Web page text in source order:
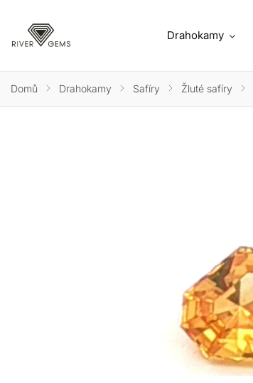
Drahokamy
Domů / Drahokamy / Safíry / Žluté safíry /